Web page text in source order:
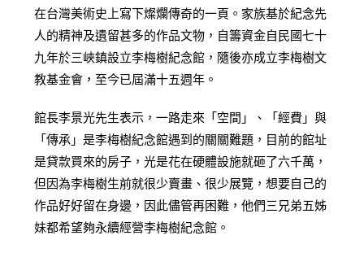
在台灣美術史上寫下燦爛傳奇的一頁。家族基於紀念先
人的精神及遺留甚多的作品文物，自籌資金自民國七十
九年於三峽鎮設立李梅樹紀念館，隨後亦成立李梅樹文
教基金會，至今已屆滿十五週年。
館長李景光先生表示，一路走來「空間」、「經費」與
「傳承」是李梅樹紀念館遇到的關關難題，目前的館址
是貸款買來的房子，光是花在硬體設施就砸了六千萬，
但因為李梅樹生前就很少賣畫、很少展覽，想要自己的
作品好好留在身邊，因此儘管再困難，他們三兄弟五姊
妹都希望夠永續經營李梅樹紀念館。